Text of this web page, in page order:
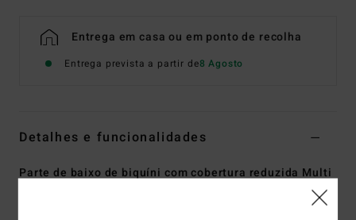
Entrega em casa ou em ponto de recolha
Entrega prevista a partir de8 Agosto
Detalhes e funcionalidades
Parte de baixo de biquíni com cobertura reduzida Multi